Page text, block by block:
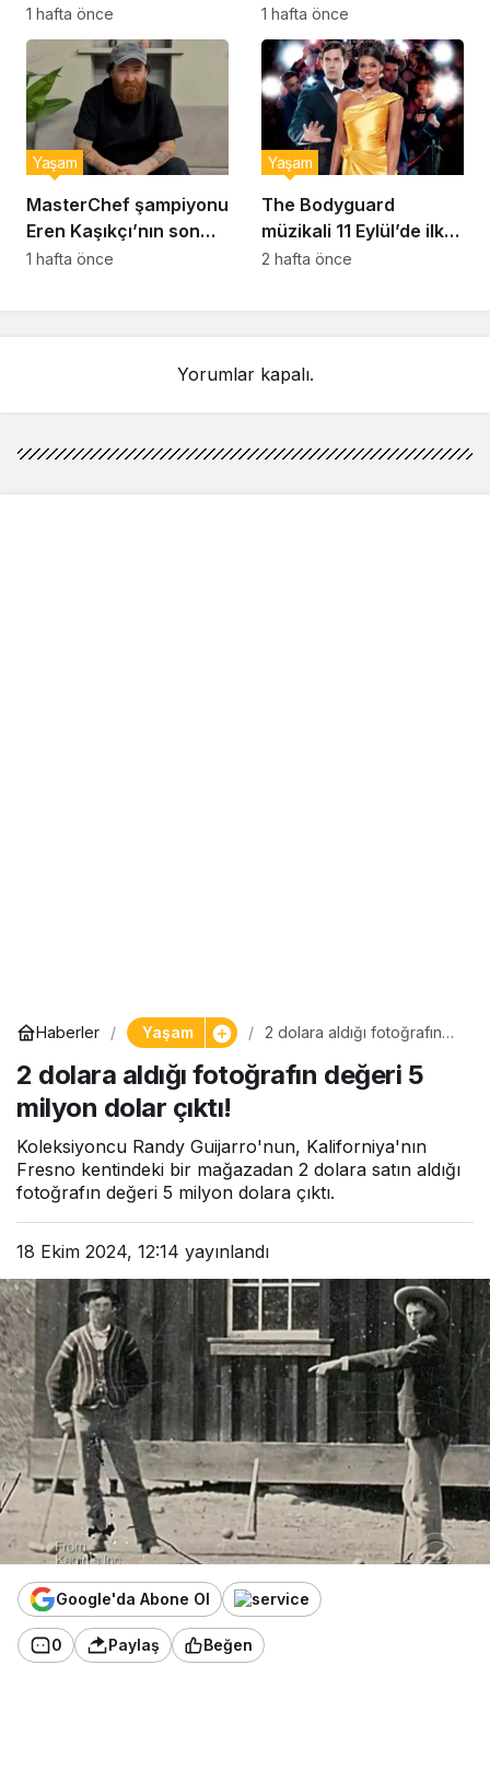
hayatını kaybetti
1 hafta önce
sessizliğini bozdu: ‘İsim
bulmak çok zor’
1 hafta önce
MasterChef şampiyonu
Eren Kaşıkçı’nın son
anlarındaki kahreden
Yaşam
1 hafta önce
The Bodyguard
müzikali 11 Eylül’de ilk
kez Türkiye’de
Yaşam
2 hafta önce
Yorumlar kapalı.
Haberler Yaşam
2 dolara aldığı fotoğrafın
2 dolara aldığı fotoğrafın değeri 5
milyon dolar çıktı!
Koleksiyoncu Randy Guijarro'nun, Kaliforniya'nın
Fresno kentindeki bir mağazadan 2 dolara satın aldığı
fotoğrafın değeri 5 milyon dolara çıktı.
18 Ekim 2024, 12:14 yayınlandı
Google'da Abone Ol
0 Paylaş Beğen